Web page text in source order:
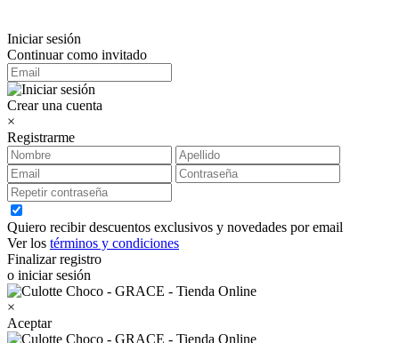
Iniciar sesión
Continuar como invitado
Crear una cuenta
×
Registrarme
Quiero recibir descuentos exclusivos y novedades por email
Ver los términos y condiciones
Finalizar registro
o iniciar sesión
×
Aceptar